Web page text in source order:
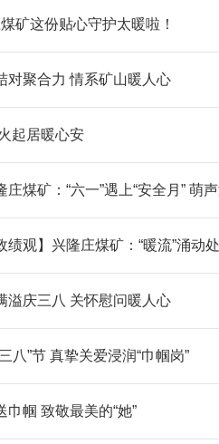
煤矿这份贴心守护太暖啦！
对聚合力 情系矿山暖人心
起居暖心安
庄煤矿：“六一”遇上“安全月” 萌
绩观】兴隆庄煤矿：“暖流”涌动
溢庆三八 关怀慰问暖人心
八”节 真挚关爱浸润“巾帼岗”
帼 致敬最美的“她”